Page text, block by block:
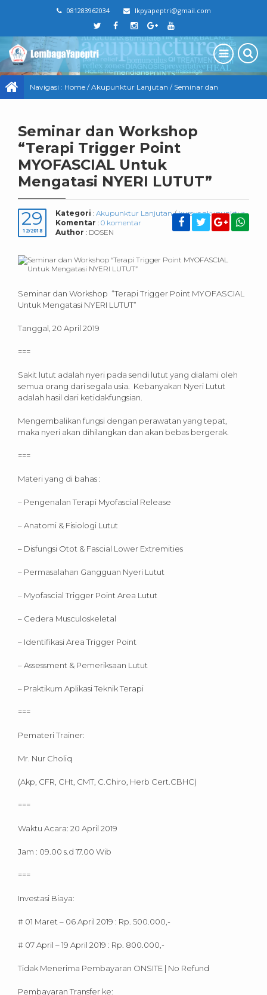
081283962034 lkpyapeptri@gmail.com
Navigasi : Home /Akupunktur Lanjutan / Seminar dan
Mengatasi NYERI LUTUT”
Seminar dan Workshop
“Terapi Trigger Point
MYOFASCIAL Untuk
Mengatasi NYERI LUTUT”
29
12/2018
Kategori : Akupunktur Lanjutan/kursus akupunktur
Komentar : 0 komentar
Author : DOSEN
Seminar dan Workshop “Terapi Trigger Point MYOFASCIAL
Untuk Mengatasi NYERI LUTUT”
Tanggal, 20 April 2019
===
Sakit lutut adalah nyeri pada sendi lutut yang dialami oleh
semua orang dari segala usia. Kebanyakan Nyeri Lutut
adalah hasil dari ketidakfungsian.
Mengembalikan fungsi dengan perawatan yang tepat,
maka nyeri akan dihilangkan dan akan bebas bergerak.
===
Materi yang di bahas :
– Pengenalan Terapi Myofascial Release
– Anatomi & Fisiologi Lutut
– Disfungsi Otot & Fascial Lower Extremities
– Permasalahan Gangguan Nyeri Lutut
– Myofascial Trigger Point Area Lutut
– Cedera Musculoskeletal
– Identifikasi Area Trigger Point
– Assessment & Pemeriksaan Lutut
– Praktikum Aplikasi Teknik Terapi
===
Pemateri Trainer:
Mr. Nur Choliq
(Akp, CFR, CHt, CMT, C.Chiro, Herb Cert.CBHC)
===
Waktu Acara: 20 April 2019
Jam : 09.00 s.d 17.00 Wib
===
Investasi Biaya:
# 01 Maret – 06 April 2019 : Rp. 500.000,-
# 07 April – 19 April 2019 : Rp. 800.000,-
Tidak Menerima Pembayaran ONSITE | No Refund
Pembayaran Transfer ke: